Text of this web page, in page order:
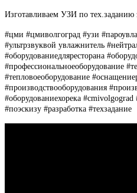
Изготавливаем УЗИ по тех.заданию
#цми #цмиволгоград #узи
#ультрзвуквой увлажнитель
#оборудованиедляресторана
#профессиональноеоборудование
#тепловоеоборудование
#производствооборудования
#оборудованиехорека
#поэскизу #разработка #техзадание